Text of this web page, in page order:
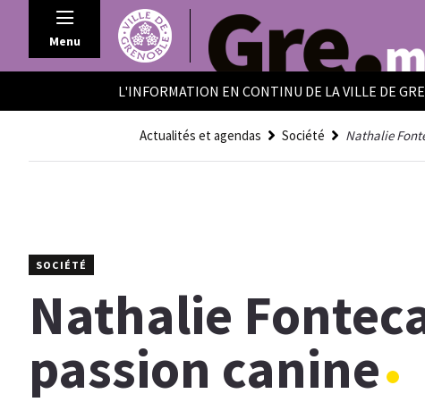
Panneau de gestion des cookies
Menu
L'INFORMATION EN CONTINU DE LA VILLE DE
Actualités et agendas Société Nathalie
Nathalie
passion canine
SOCIÉTÉ